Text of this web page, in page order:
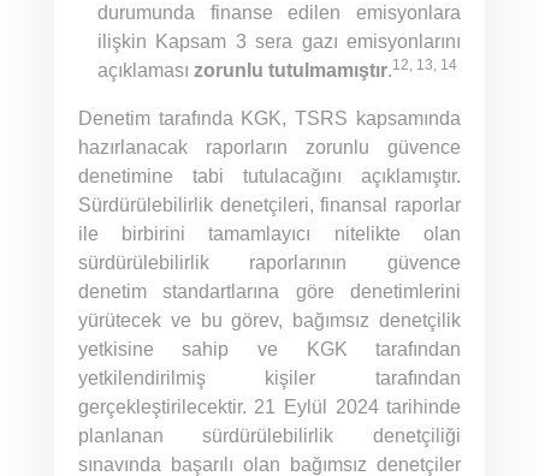
durumunda finanse edilen emisyonlara
ilişkin Kapsam 3 sera gazı emisyonlarını
açıklaması zorunlu tutulmamıştır.12, 13, 14
Denetim tarafında KGK, TSRS kapsamında
hazırlanacak raporların zorunlu güvence
denetimine tabi tutulacağını açıklamıştır.
Sürdürülebilirlik denetçileri, finansal raporlar
ile birbirini tamamlayıcı nitelikte olan
sürdürülebilirlik raporlarının güvence
denetim standartlarına göre denetimlerini
yürütecek ve bu görev, bağımsız denetçilik
yetkisine sahip ve KGK tarafından
yetkilendirilmiş kişiler tarafından
gerçekleştirilecektir. 21 Eylül 2024 tarihinde
planlanan sürdürülebilirlik denetçiliği
sınavında başarılı olan bağımsız denetçiler